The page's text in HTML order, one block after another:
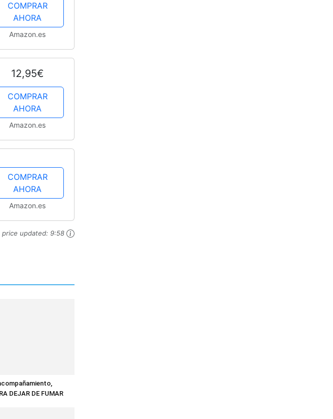
COMPRAR
AHORA
Amazon.es
12,95€
COMPRAR
AHORA
Amazon.es
COMPRAR
AHORA
Amazon.es
price updated: 9:58
DEJAR DE FUMAR